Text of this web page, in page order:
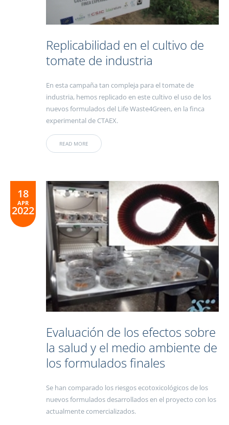
Replicabilidad en el cultivo de
tomate de industria
En esta campaña tan compleja para el tomate de
industria, hemos replicado en este cultivo el uso de los
nuevos formulados del Life Waste4Green, en la finca
experimental de CTAEX.
READ MORE
18
APR
2022
Evaluación de los efectos sobre
la salud y el medio ambiente de
los formulados finales
Se han comparado los riesgos ecotoxicológicos de los
nuevos formulados desarrollados en el proyecto con los
actualmente comercializados.